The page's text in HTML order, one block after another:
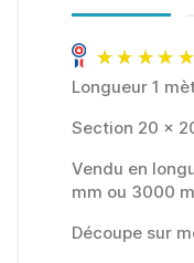
Longueur 1
Section 20 x
Vendu en
mm ou 3000
Découpe sur